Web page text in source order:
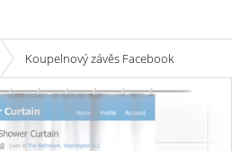
Koupelnový závěs Facebook